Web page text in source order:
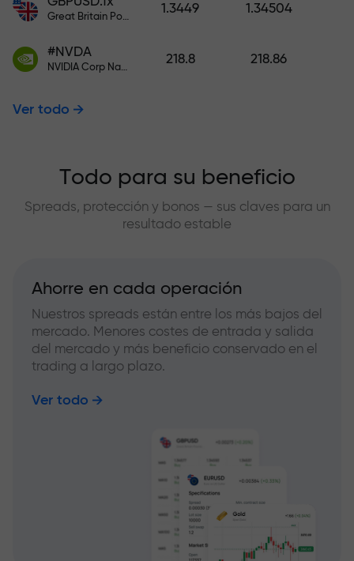
Great Britain Pound vs US Dollar
1.3449 1.34504
#NVDA
NVIDIA Corp Nasdaq Stock Exchange (Nasdaq) USD
218.8 218.86
Ver todo
Todo para su beneficio
Spreads, protección y bonos — sus claves para un
resultado estable
Ahorre en cada operación
Nuestros spreads están entre los más bajos del
mercado. Menores costes de entrada y salida
del mercado y más beneficio conservado en el
trading a largo plazo.
Ver todo